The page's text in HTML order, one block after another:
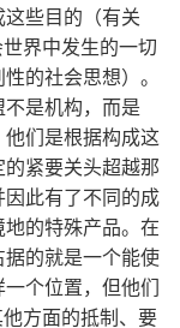
些目的（有关
界中发生的一切
的社会思想）。
是机构，而是
们是根据构成这
紧要关头超越那
此有了不同的成
的特殊产品。在
的就是一个能使
个位置，但他们
方面的抵制、要